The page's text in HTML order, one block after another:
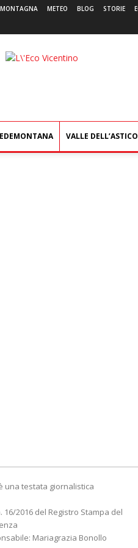
MONTAGNA METEO BLOG STORIE
L'Eco
VALLE DELL’ASTICO
una testata giornalistica
16/2016 del Registro Stampa del
Mariagrazia Bonollo